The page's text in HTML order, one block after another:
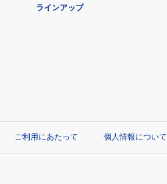
ラインアップ
ご利用にあたって 個人情報について